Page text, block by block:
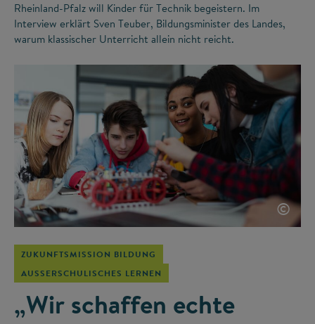
Rheinland-Pfalz will Kinder für Technik begeistern. Im
Interview erklärt Sven Teuber, Bildungsminister des Landes,
warum klassischer Unterricht allein nicht reicht.
©
ZUKUNFTSMISSION BILDUNG
AUSSERSCHULISCHES LERNEN
„Wir schaffen echte